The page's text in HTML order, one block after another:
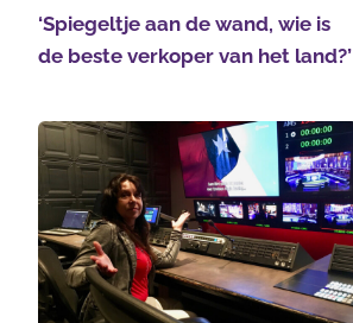
‘Spiegeltje aan de wand, wie is
de beste verkoper van het land?’